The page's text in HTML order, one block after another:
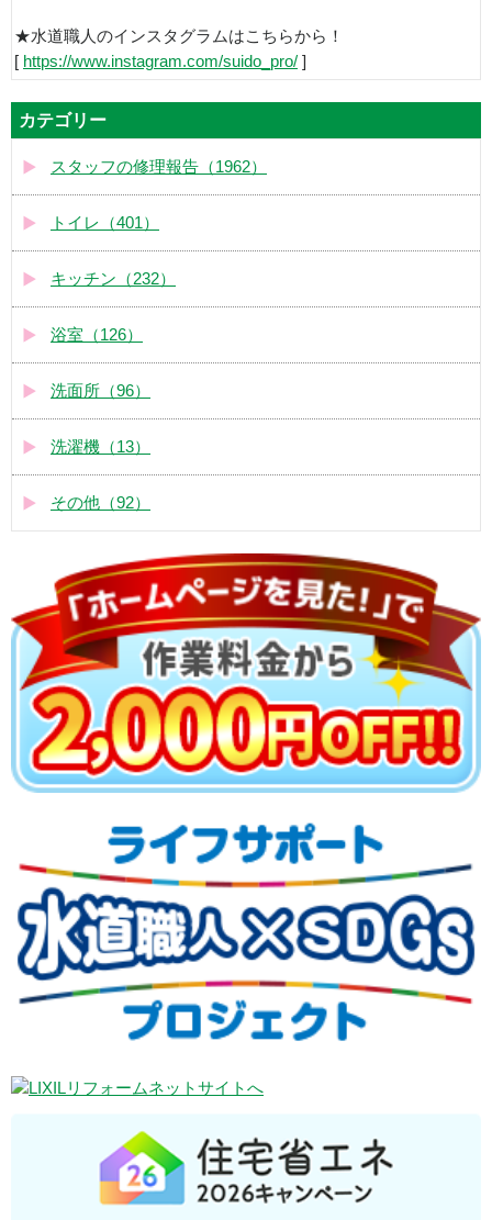
★水道職人のインスタグラムはこちらから！
[ https://www.instagram.com/suido_pro/ ]
カテゴリー
スタッフの修理報告（1962）
トイレ（401）
キッチン（232）
浴室（126）
洗面所（96）
洗濯機（13）
その他（92）